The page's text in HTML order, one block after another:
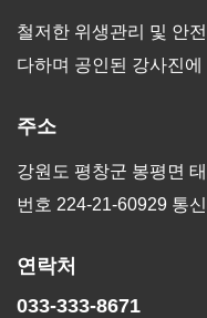
철저한 위생관리 및 안
다하며 공인된 강사진
주소
강원도 평창군 봉평면
번호 224-21-60929 통
연락처
033-333-8671